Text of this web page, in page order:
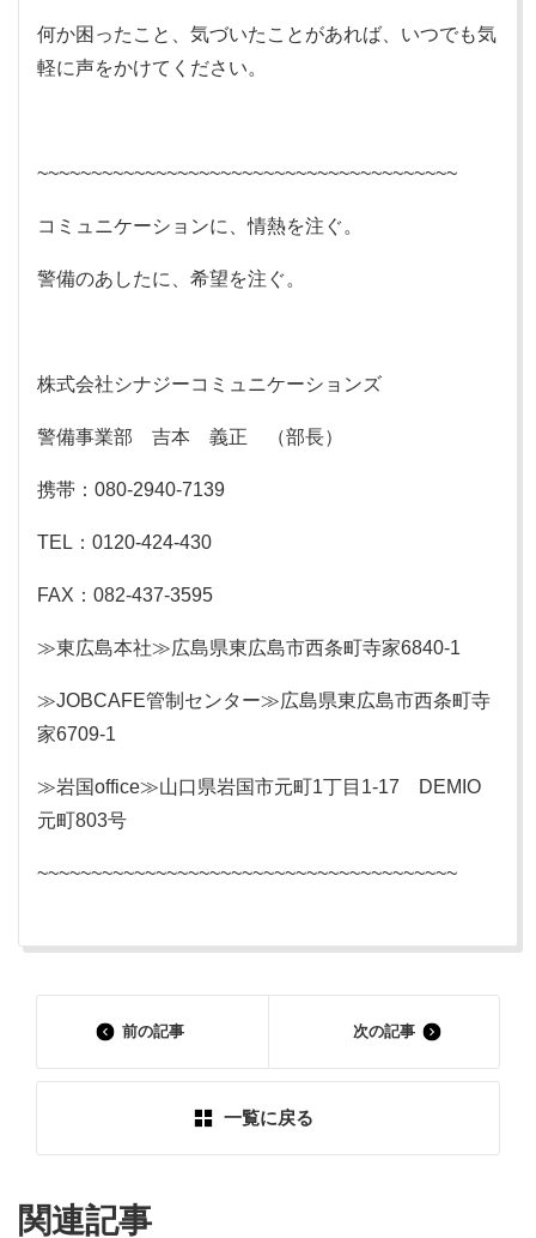
何か困ったこと、気づいたことがあれば、いつでも気
軽に声をかけてください。
~~~~~~~~~~~~~~~~~~~~~~~~~~~~~~~~~~~~~~~
コミュニケーションに、情熱を注ぐ。
警備のあしたに、希望を注ぐ。
株式会社シナジーコミュニケーションズ
警備事業部 吉本 義正 （部長）
携帯：080-2940-7139
TEL：0120-424-430
FAX：082-437-3595
≫東広島本社≫広島県東広島市西条町寺家6840-1
≫JOBCAFE管制センター≫広島県東広島市西条町寺
家6709-1
≫岩国office≫山口県岩国市元町1丁目1-17 DEMIO
元町803号
~~~~~~~~~~~~~~~~~~~~~~~~~~~~~~~~~~~~~~~
前の記事
一覧に戻る
次の記事
関連記事